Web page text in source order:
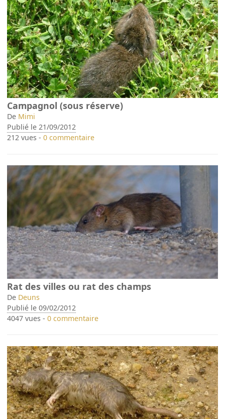
Campagnol (sous réserve)
De Mimi
Publié le 21/09/2012
212 vues -0 commentaire
Rat des villes ou rat des champs
De Deuns
Publié le 09/02/2012
4047 vues -0 commentaire